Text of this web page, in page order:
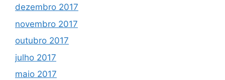
dezembro 2017
novembro 2017
outubro 2017
julho 2017
maio 2017